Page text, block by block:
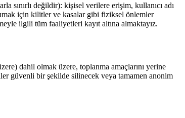
sınırlı değildir): kişisel verilere erişim, kullanıcı adı
için kilitler ve kasalar gibi fiziksel önlemler
ilgili tüm faaliyetleri kayıt altına almaktayız.
dahil olmak üzere, toplanma amaçlarını yerine
güvenli bir şekilde silinecek veya tamamen anonim